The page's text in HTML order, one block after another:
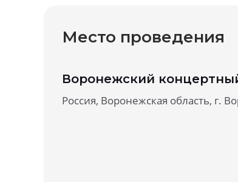
Место проведения
Воронежский
Россия, Воронежская область, г.